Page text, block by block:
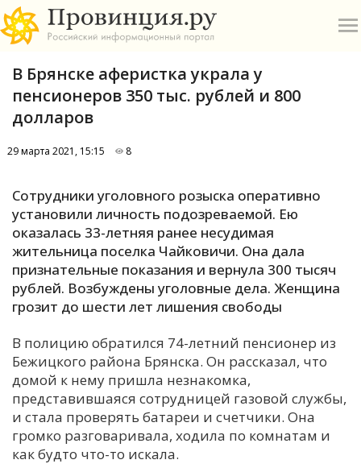
А
Б
В
Е
И
П
В Брянске аферистка украла у
пенсионеров 350 тыс. рублей и 800
долларов
29 марта 2021, 15:15 8
Сотрудники уголовного розыска оперативно
установили личность подозреваемой. Ею
оказалась 33-летняя ранее несудимая
жительница поселка Чайковичи. Она дала
признательные показания и вернула 300 тысяч
рублей. Возбуждены уголовные дела. Женщина
грозит до шести лет лишения свободы
В полицию обратился 74-летний пенсионер из
Бежицкого района Брянска. Он рассказал, что
домой к нему пришла незнакомка,
представившаяся сотрудницей газовой службы,
и стала проверять батареи и счетчики. Она
громко разговаривала, ходила по комнатам и
как будто что-то искала.